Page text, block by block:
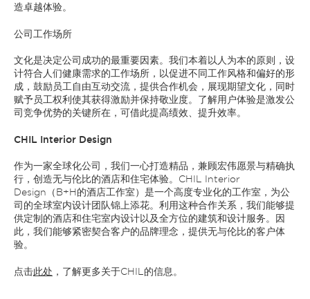
造卓越体验。
公司工作场所
文化是决定公司成功的最重要因素。我们本着以人为本的原则，设
计符合人们健康需求的工作场所，以促进不同工作风格和偏好的形
成，鼓励员工自由互动交流，提供合作机会，展现期望文化，同时
赋予员工权利使其获得激励并保持敬业度。了解用户体验是激发公
司竞争优势的关键所在，可借此提高绩效、提升效率。
CHIL Interior Design
作为一家全球化公司，我们一心打造精品，兼顾宏伟愿景与精确执
行，创造无与伦比的酒店和住宅体验。CHIL Interior
Design（B+H的酒店工作室）是一个高度专业化的工作室，为公
司的全球室内设计团队锦上添花。利用这种合作关系，我们能够提
供定制的酒店和住宅室内设计以及全方位的建筑和设计服务。因
此，我们能够紧密契合客户的品牌理念，提供无与伦比的客户体
验。
点击此处 ，了解更多关于CHIL的信息。